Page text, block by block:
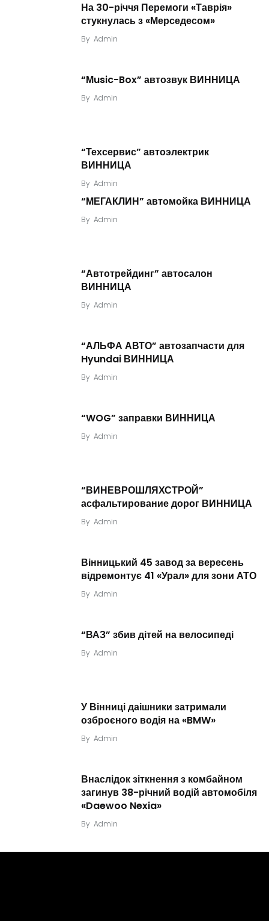
На 30-річчя Перемоги «Таврія»
стукнулась з «Мерседесом»
By Admin
“Мusic-Box” автозвук ВИННИЦА
By Admin
“Техсервис” автоэлектрик
ВИННИЦА
By Admin
“МЕГАКЛИН” автомойка ВИННИЦА
By Admin
“Автотрейдинг” автосалон
ВИННИЦА
By Admin
“АЛЬФА АВТО” автозапчасти для
Hyundai ВИННИЦА
By Admin
“WOG” заправки ВИННИЦА
By Admin
“ВИНЕВРОШЛЯХСТРОЙ”
асфальтирование дорог ВИННИЦА
By Admin
Вінницький 45 завод за вересень
відремонтує 41 «Урал» для зони АТО
By Admin
“ВАЗ” збив дітей на велосипеді
By Admin
У Вінниці даішники затримали
озброєного водія на «BMW»
By Admin
Внаслідок зіткнення з комбайном
загинув 38-річний водій автомобіля
«Daewoo Nexia»
By Admin